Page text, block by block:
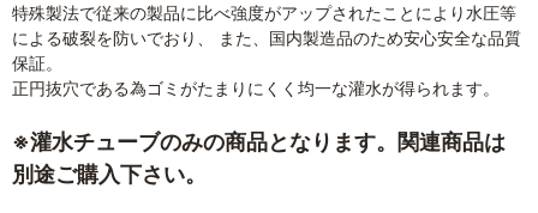
特殊製法で従来の製品に比べ強度がアップされたことにより水圧等
による破裂を防いでおり、 また、国内製造品のため安心安全な品質
保証。
正円抜穴である為ゴミがたまりにくく均一な灌水が得られます。
※灌水チューブのみの商品となります。関連商品は
別途ご購入下さい。